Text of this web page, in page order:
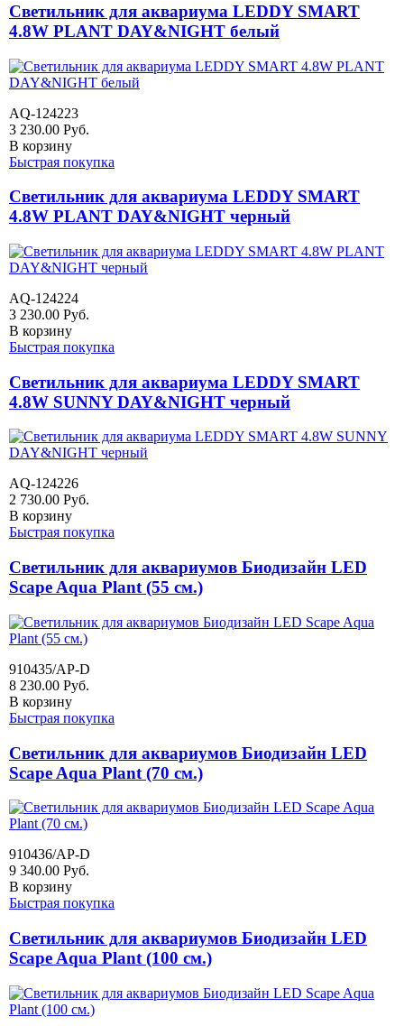
Светильник для аквариума LEDDY SMART
4.8W PLANT DAY&NIGHT белый
AQ-124223
3 230.00 Руб.
В корзину
Быстрая покупка
Светильник для аквариума LEDDY SMART
4.8W PLANT DAY&NIGHT черный
AQ-124224
3 230.00 Руб.
В корзину
Быстрая покупка
Светильник для аквариума LEDDY SMART
4.8W SUNNY DAY&NIGHT черный
AQ-124226
2 730.00 Руб.
В корзину
Быстрая покупка
Светильник для аквариумов Биодизайн LED
Scape Aqua Plant (55 см.)
910435/AP-D
8 230.00 Руб.
В корзину
Быстрая покупка
Светильник для аквариумов Биодизайн LED
Scape Aqua Plant (70 см.)
910436/AP-D
9 340.00 Руб.
В корзину
Быстрая покупка
Светильник для аквариумов Биодизайн LED
Scape Aqua Plant (100 см.)